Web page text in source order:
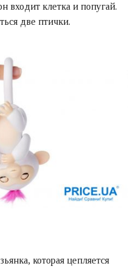
входит клетка и попугай.
две птички.
которая цепляется